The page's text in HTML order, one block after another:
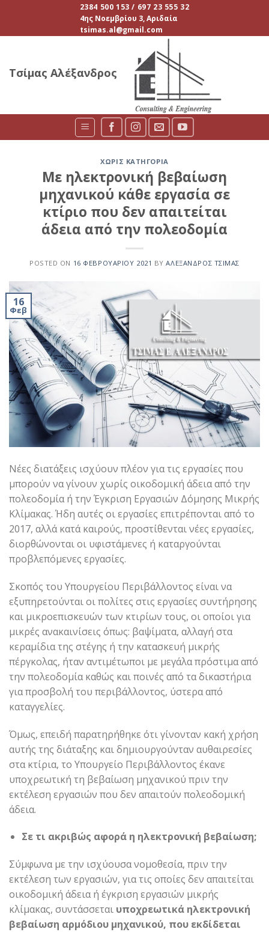
content
2384 500 153 / 697 23 555 32
4ης Νοεμβρίου 3, Αριδαία
tsimas.al@gmail.com
Τσίμας Αλέξανδρος
ΧΩΡΊΣ ΚΑΤΗΓΟΡΊΑ
Με ηλεκτρονική βεβαίωση
μηχανικού κάθε εργασία σε
κτίριο που δεν απαιτείται
άδεια από την πολεοδομία
POSTED ON 16 ΦΕΒΡΟΥΑΡΊΟΥ 2021 BYΑΛΈΞΑΝΔΡΟΣ ΤΣΊΜΑΣ
16
Φεβ
Νέες διατάξεις ισχύουν πλέον για τις εργασίες που
μπορούν να γίνουν χωρίς οικοδομική άδεια από την
πολεοδομία ή την Έγκριση Εργασιών Δόμησης Μικρής
Κλίμακας. Ήδη αυτές οι εργασίες επιτρέπονται από το
2017, αλλά κατά καιρούς, προστίθενται νέες εργασίες,
διορθώνονται οι υφιστάμενες ή καταργούνται
προβλεπόμενες εργασίες.
Σκοπός του Υπουργείου Περιβάλλοντος είναι να
εξυπηρετούνται οι πολίτες στις εργασίες συντήρησης
και μικροεπισκευών των κτιρίων τους, οι οποίοι για
μικρές ανακαινίσεις όπως: βαψίματα, αλλαγή στα
κεραμίδια της στέγης ή την κατασκευή μικρής
πέργκολας, ήταν αντιμέτωποι με μεγάλα πρόστιμα από
την πολεοδομία καθώς και ποινές από τα δικαστήρια
για προσβολή του περιβάλλοντος, ύστερα από
καταγγελίες.
Όμως, επειδή παρατηρήθηκε ότι γίνονταν κακή χρήση
αυτής της διάταξης και δημιουργούνταν αυθαιρεσίες
στα κτίρια, το Υπουργείο Περιβάλλοντος έκανε
υποχρεωτική τη βεβαίωση μηχανικού πριν την
εκτέλεση εργασιών που δεν απαιτούν πολεοδομική
άδεια.
Σε τι ακριβώς αφορά η ηλεκτρονική βεβαίωση;
Σύμφωνα με την ισχύουσα νομοθεσία, πριν την
εκτέλεση των εργασιών, για τις οποίες δεν απαιτείται
οικοδομική άδεια ή έγκριση εργασιών μικρής
κλίμακας, συντάσσεται υποχρεωτικά ηλεκτρονική
βεβαίωση αρμόδιου μηχανικού, που εκδίδεται